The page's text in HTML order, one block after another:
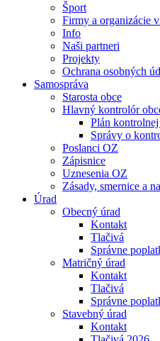
Šport
Firmy a organizácie
Info
Naši partneri
Projekty
Ochrana osobných
Samospráva
Starosta obce
Hlavný kontrolór
Plán
Správy o
Poslanci OZ
Zápisnice
Uznesenia OZ
Zásady, smernice a
Úrad
Obecný úrad
Kontakt
Tlačivá
Správne
Matričný úrad
Kontakt
Tlačivá
Správne
Stavebný úrad
Kontakt